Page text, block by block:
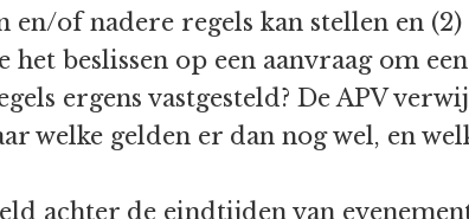
en/of nadere regels kan stellen en
het beslissen op een aanvraag om
ergens vastgesteld? De APV
welke gelden er dan nog wel, en
achter de eindtijden van